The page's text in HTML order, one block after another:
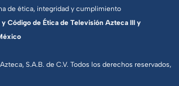
S.A.B. de C.V. Todos los derechos reservados,
de ética, integridad y cumplimiento
Código de Ética de Televisión Azteca III y